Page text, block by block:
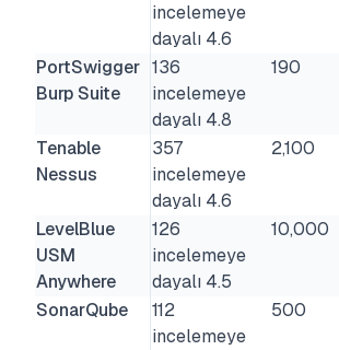
incelemeye
dayalı 4.6
PortSwigger
Burp Suite
136
incelemeye
dayalı 4.8
190
Tenable
Nessus
357
incelemeye
dayalı 4.6
2,100
LevelBlue
USM
Anywhere
126
incelemeye
dayalı 4.5
10,000
SonarQube
112
incelemeye
500